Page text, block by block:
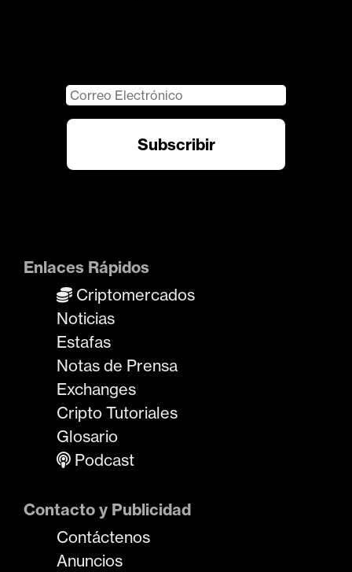
Enlaces Rápidos
Criptomercados
Noticias
Estafas
Notas de Prensa
Exchanges
Cripto Tutoriales
Glosario
Podcast
Contacto y Publicidad
Contáctenos
Anuncios